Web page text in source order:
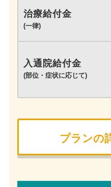
治療給付金
(一律)
入通院給付金
(部位・症状に応じて)
プランの